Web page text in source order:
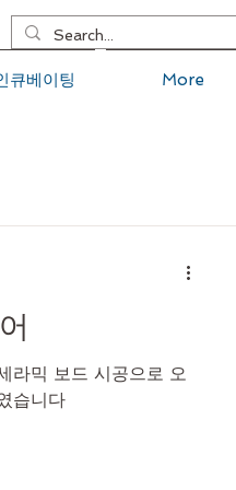
큐베이팅 More
라믹 보드 시공으로 오
습니다